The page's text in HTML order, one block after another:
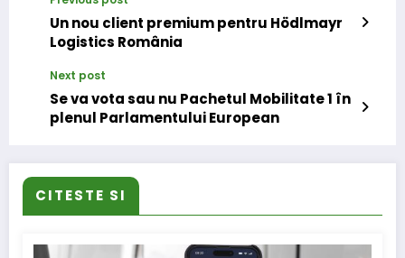
Un nou client premium pentru Hödlmayr
Logistics România
Next post
Se va vota sau nu Pachetul Mobilitate 1 în
plenul Parlamentului European
CITESTE SI